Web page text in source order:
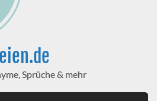
Sprüche & mehr